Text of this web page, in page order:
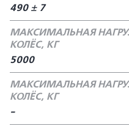
490 ± 7
МАКСИМАЛЬНАЯ
КОЛЁС, КГ
5000
МАКСИМАЛЬНАЯ
КОЛЁС, КГ
-